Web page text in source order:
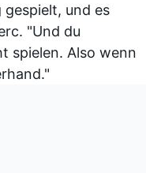
gespielt, und es
"Und du
spielen. Also wenn